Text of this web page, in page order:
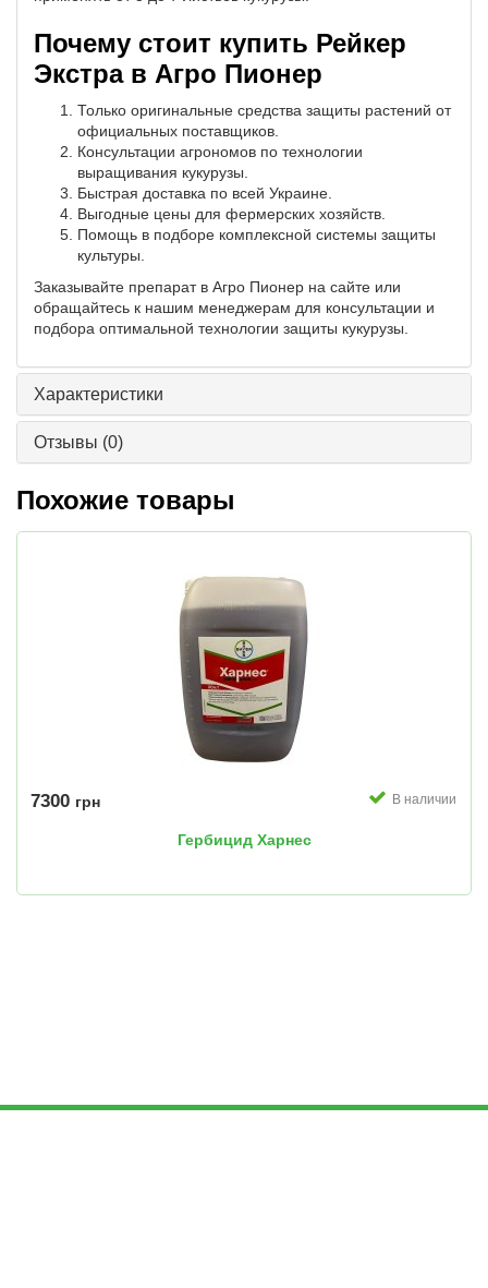
Почему стоит купить Рейкер
Экстра в Агро Пионер
Только оригинальные средства защиты растений от
официальных поставщиков.
Консультации агрономов по технологии
выращивания кукурузы.
Быстрая доставка по всей Украине.
Выгодные цены для фермерских хозяйств.
Помощь в подборе комплексной системы защиты
культуры.
Заказывайте препарат в Агро Пионер на сайте или
обращайтесь к нашим менеджерам для консультации и
подбора оптимальной технологии защиты кукурузы.
Характеристики
Отзывы (0)
Похожие товары
7300 грн В наличии
Гербицид Харнес